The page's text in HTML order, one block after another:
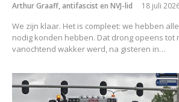
Arthur Graaff, antifascist en NVJ-lid 18 juli
We zijn klaar. Het is compleet: we hebben
nodig konden hebben. Dat drong opeens tot
vanochtend wakker werd, na gisteren in…